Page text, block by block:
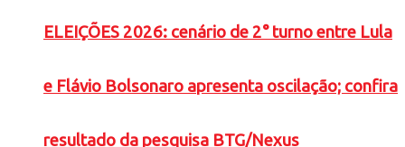
ELEIÇÕES 2026: cenário de 2° turno entre Lula
e Flávio Bolsonaro apresenta oscilação; confira
resultado da pesquisa BTG/Nexus